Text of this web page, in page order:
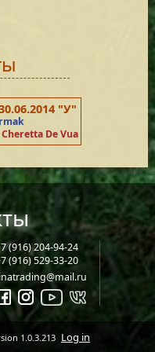
"У"
De Vua
(916) 204-94-24
(916) 529-33-20
1.0.3.213 Log in